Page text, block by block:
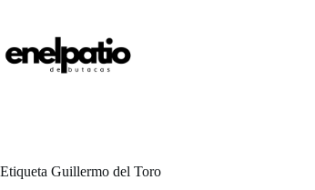
contenido
Etiqueta Guillermo del Toro